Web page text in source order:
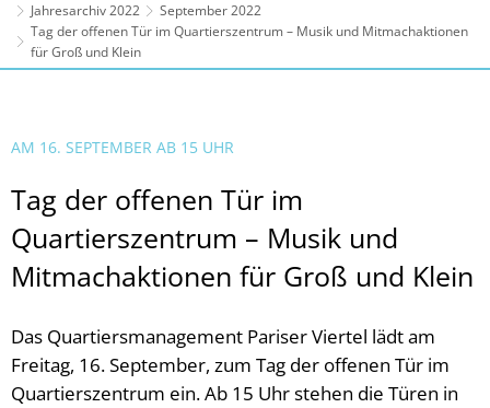
Jahresarchiv 2022
September 2022
Tag der offenen Tür im Quartierszentrum – Musik und Mitmachaktionen
für Groß und Klein
AM 16. SEPTEMBER AB 15 UHR
Tag der offenen Tür im
Quartierszentrum – Musik und
Mitmachaktionen für Groß und Klein
Das Quartiersmanagement Pariser Viertel lädt am
Freitag, 16. September, zum Tag der offenen Tür im
Quartierszentrum ein. Ab 15 Uhr stehen die Türen in